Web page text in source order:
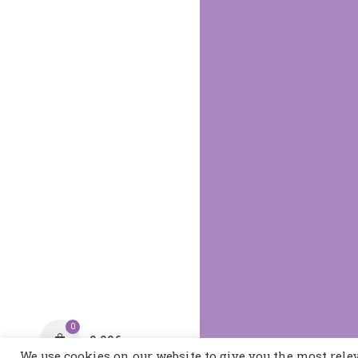
0,00€
0